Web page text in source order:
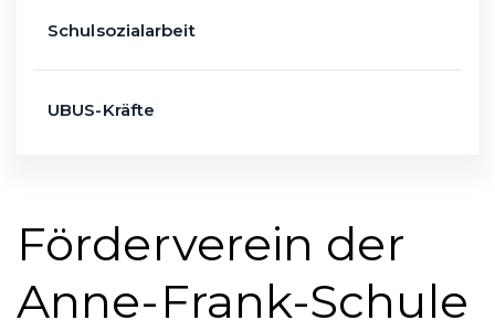
Förderverein der
Anne-Frank-Schule
Schulsozialarbeit
UBUS-Kräfte